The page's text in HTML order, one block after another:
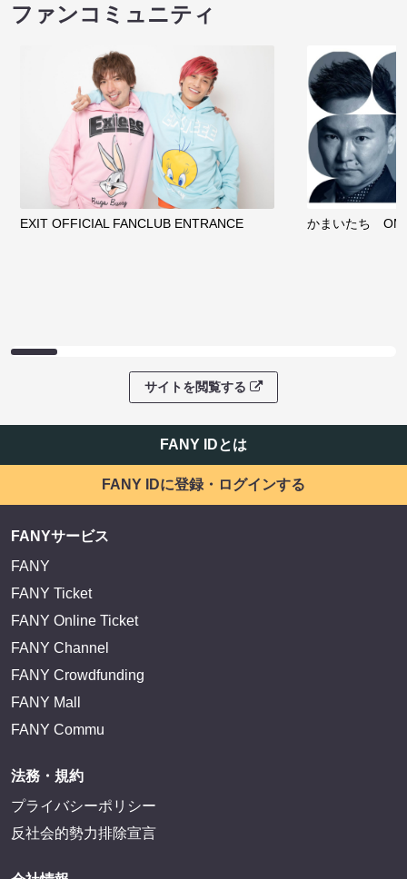
ファンコミュニティ
EXIT OFFICIAL FANCLUB ENTRANCE かまいたち
サイトを閲覧する
FANY IDとは
FANY IDに登録・ログインする
FANYサービス
FANY
FANY Ticket
FANY Online Ticket
FANY Channel
FANY Crowdfunding
FANY Mall
FANY Commu
法務・規約
プライバシーポリシー
反社会的勢力排除宣言